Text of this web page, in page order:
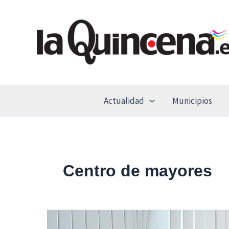
Actualidad Municipios
Centro de mayores